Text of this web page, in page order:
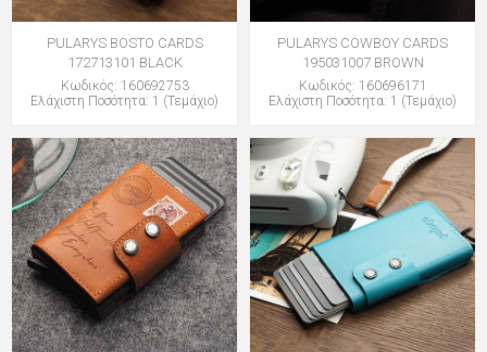
PULARYS BOSTO CARDS
172713101 BLACK
Κωδικός: 160692753
Ελάχιστη Ποσότητα: 1 (Τεμάχιο)
PULARYS COWBOY CARDS
195031007 BROWN
Κωδικός: 160696171
Ελάχιστη Ποσότητα: 1 (Τεμάχιο)